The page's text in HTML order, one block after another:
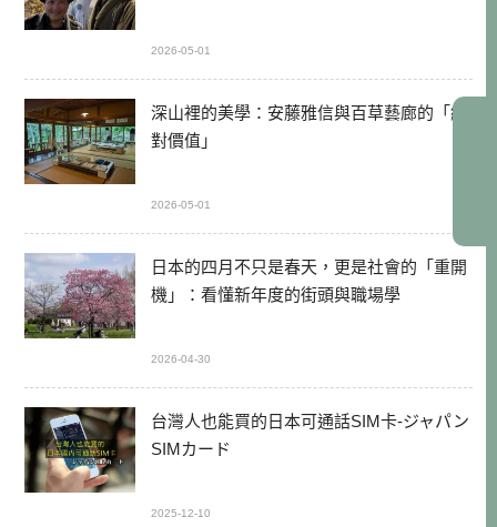
2026-05-01
深山裡的美學：安藤雅信與百草藝廊的「絕
對價值」
2026-05-01
日本的四月不只是春天，更是社會的「重開
機」：看懂新年度的街頭與職場學
2026-04-30
台灣人也能買的日本可通話SIM卡-ジャパン
SIMカード
2025-12-10